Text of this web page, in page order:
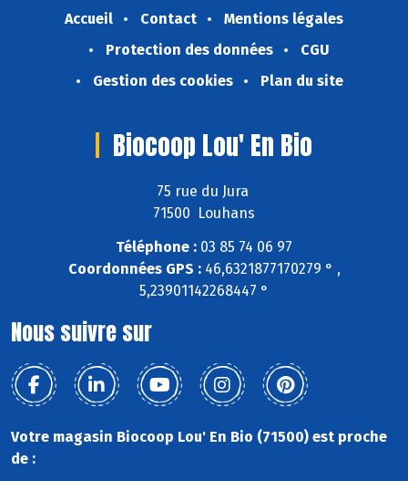
Accueil Contact
Mentions légales
Protection des données
CGU
Gestion des cookies
Plan du site
Biocoop Lou' En Bio
75 rue du Jura
71500 Louhans
Téléphone : 03 85 74 06 97
Coordonnées GPS :46,6321877170279 ° ,
5,23901142268447 °
Nous suivre sur
Votre magasin Biocoop Lou' En Bio (71500) est proche
de :